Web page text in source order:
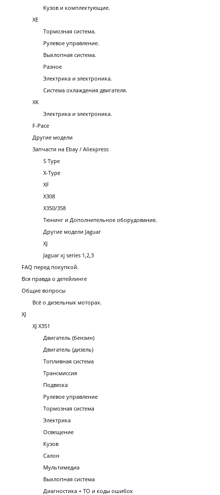
Кузов и комплектующие.
XE
Тормозная система.
Рулевое управление.
Выхлопная система.
Разное
Электрика и электроника.
Система охлаждения двигателя.
XK
Электрика и электроника.
F-Pace
Другие модели
Запчасти на Ebay / Aliexpress
S Type
X-Type
XF
X308
X350/358
Тюнинг и Дополнительное оборудование.
Другие модели Jaguar
XJ
Jaguar xj series 1,2,3
FAQ перед покупкой.
Вся правда о детейлинге
Общие вопросы
Всё о дизельных моторах.
XJ
XJ X351
Двигатель (бензин)
Двигатель (дизель)
Топливная система
Трансмиссия
Подвеска
Рулевое управление
Тормозная система
Электрика
Освещение
Кузов
Салон
Мультимедиа
Выхлопная система
Диагностика + ТО и коды ошибок